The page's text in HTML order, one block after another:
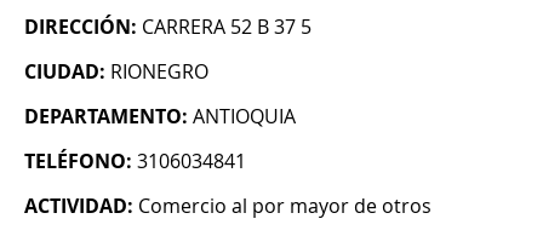
DIRECCIÓN: CARRERA 52 B 37 5
CIUDAD: RIONEGRO
DEPARTAMENTO: ANTIOQUIA
TELÉFONO: 3106034841
ACTIVIDAD: Comercio al por mayor de otros